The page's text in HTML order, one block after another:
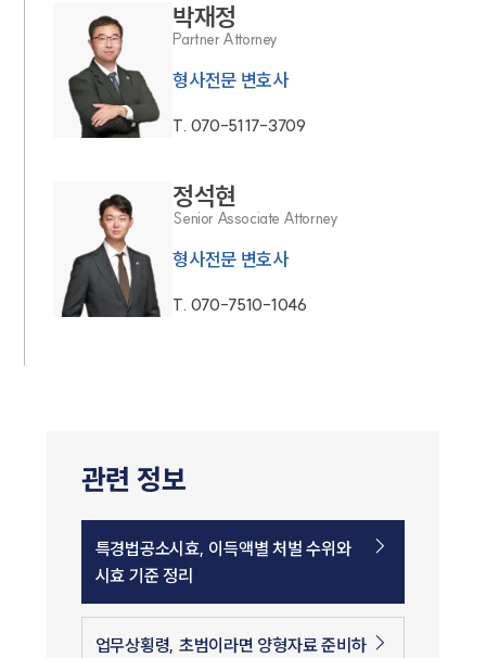
박재정
Partner Attorney
형사전문 변호사
T. 070-5117-3709
정석현
Senior Associate Attorney
형사전문 변호사
T. 070-7510-1046
관련 정보
특경법공소시효, 이득액별 처벌 수위와
시효 기준 정리
업무상횡령, 초범이라면 양형자료 준비하